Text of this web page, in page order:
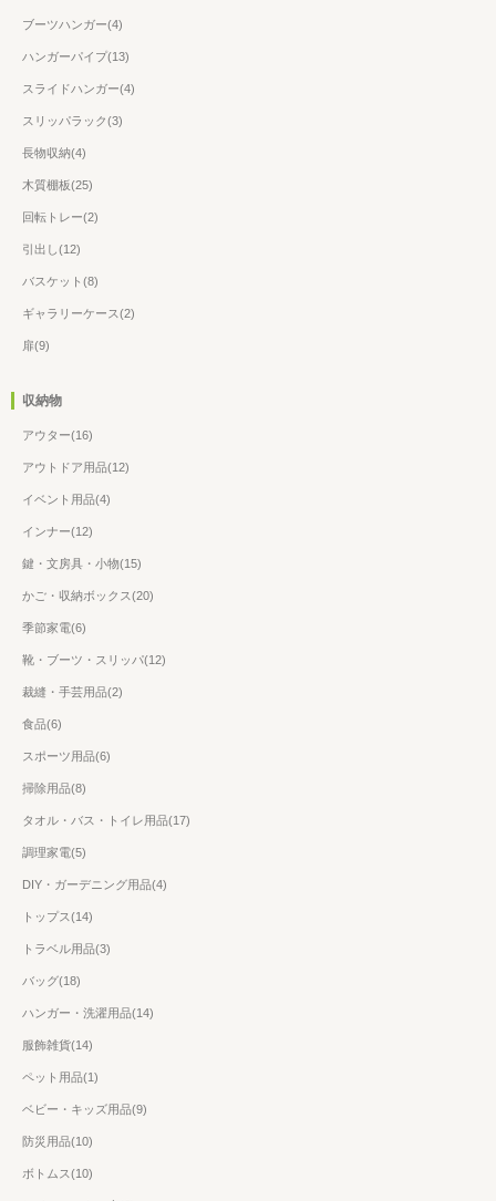
ブーツハンガー(4)
ハンガーパイプ(13)
スライドハンガー(4)
スリッパラック(3)
長物収納(4)
木質棚板(25)
回転トレー(2)
引出し(12)
バスケット(8)
ギャラリーケース(2)
扉(9)
収納物
アウター(16)
アウトドア用品(12)
イベント用品(4)
インナー(12)
鍵・文房具・小物(15)
かご・収納ボックス(20)
季節家電(6)
靴・ブーツ・スリッパ(12)
裁縫・手芸用品(2)
食品(6)
スポーツ用品(6)
掃除用品(8)
タオル・バス・トイレ用品(17)
調理家電(5)
DIY・ガーデニング用品(4)
トップス(14)
トラベル用品(3)
バッグ(18)
ハンガー・洗濯用品(14)
服飾雑貨(14)
ペット用品(1)
ベビー・キッズ用品(9)
防災用品(10)
ボトムス(10)